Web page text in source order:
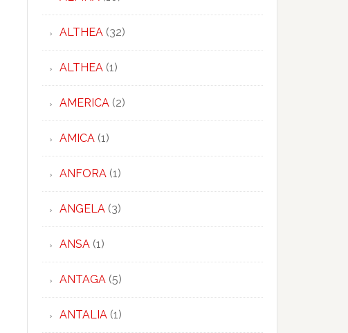
ALTHEA(32)
ALTHEA(1)
AMERICA(2)
AMICA(1)
ANFORA(1)
ANGELA(3)
ANSA(1)
ANTAGA(5)
ANTALIA(1)